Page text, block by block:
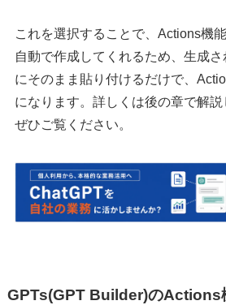
これを選択することで、Actions機
自動で作成してくれるため、生成
にそのまま貼り付けるだけで、
になります。詳しくは後の章で解説
ぜひご覧ください。
GPTs(GPT Builder)のActions